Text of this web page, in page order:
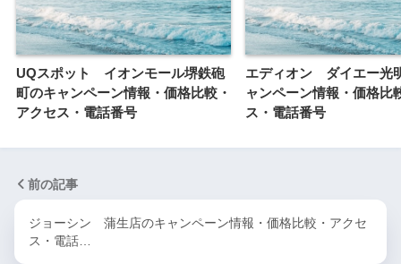
UQスポット イオンモール堺鉄砲
町のキャンペーン情報・価格比較・
アクセス・電話番号
エディオン ダイエー光
ャンペーン情報・価格比
ス・電話番号
前の記事
ジョーシン 蒲生店のキャンペーン情報・価格比較・アクセ
ス・電話…